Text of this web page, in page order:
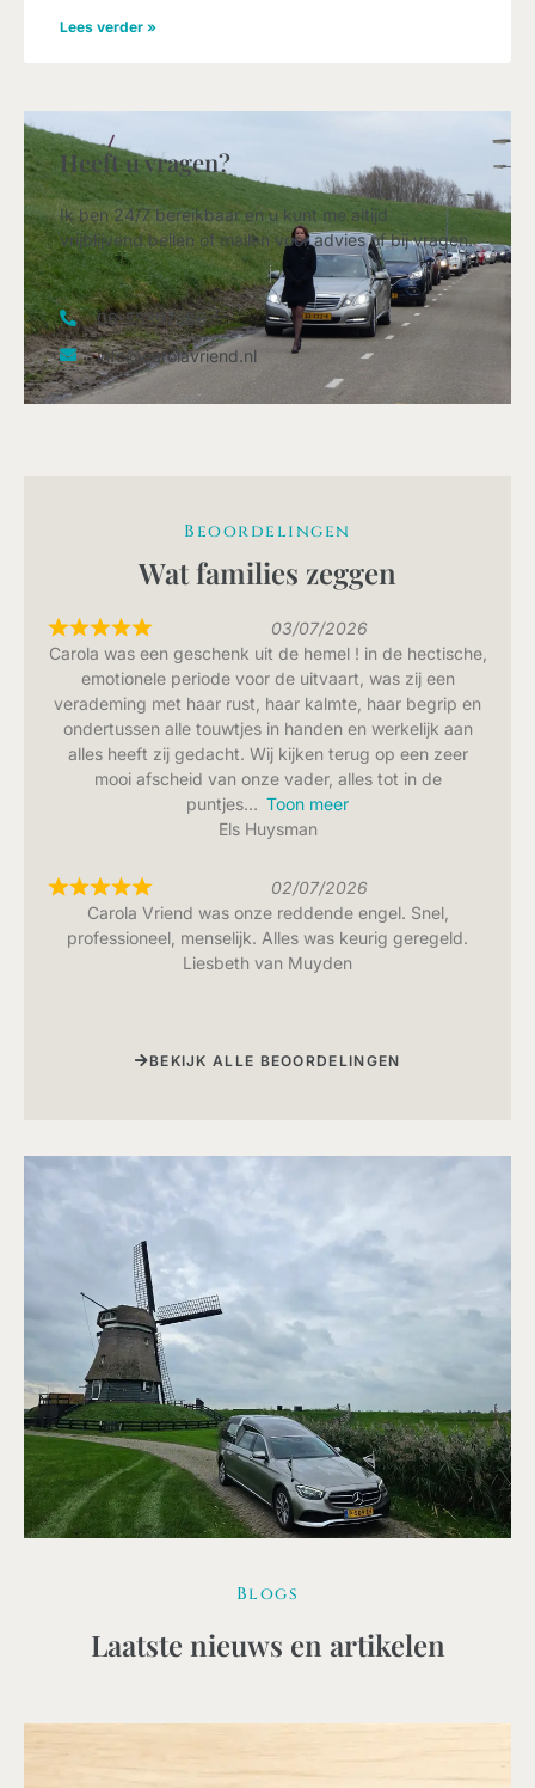
Lees verder »
Heeft u vragen?
Ik ben 24/7 bereikbaar en u kunt me altijd
vrijblijvend bellen of mailen voor advies of bij vragen.
06-55397588
info@carolavriend.nl
Beoordelingen
Wat families zeggen
03/07/2026
Carola was een geschenk uit de hemel ! in de hectische,
emotionele periode voor de uitvaart, was zij een
verademing met haar rust, haar kalmte, haar begrip en
ondertussen alle touwtjes in handen en werkelijk aan
alles heeft zij gedacht. Wij kijken terug op een zeer
mooi afscheid van onze vader, alles tot in de
puntjes
Toon meer
Els Huysman
02/07/2026
Carola Vriend was onze reddende engel. Snel,
professioneel, menselijk. Alles was keurig geregeld.
Liesbeth van Muyden
BEKIJK ALLE BEOORDELINGEN
Blogs
Laatste nieuws en artikelen